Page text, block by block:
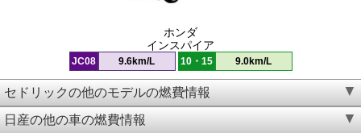
ホンダ
インスパイア
JC08 9.6km/L 10・15 9.0km/L
セドリックの他のモデルの燃費情報
日産の他の車の燃費情報